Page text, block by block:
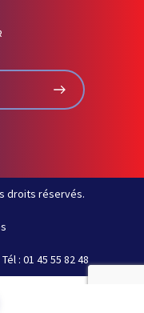
droits réservés.
: 01 45 55 82 48